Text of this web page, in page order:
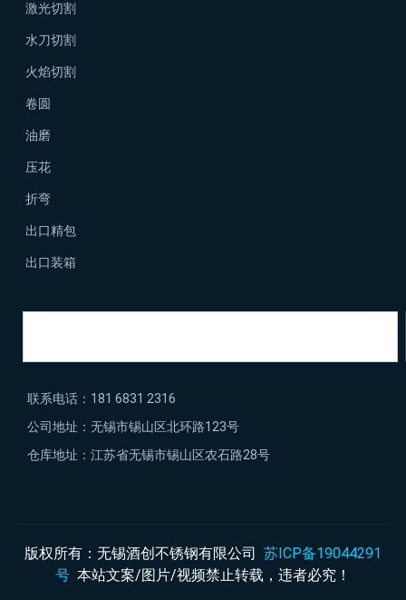
激光切割
水刀切割
火焰切割
卷圆
油磨
压花
折弯
出口精包
出口装箱
联系电话：181 6831 2316
公司地址：无锡市锡山区北环路123号
仓库地址：江苏省无锡市锡山区农石路28号
版权所有：无锡酒创不锈钢有限公司
苏ICP备19044291
号 本站文案/图片/视频禁止转载，违者必究！